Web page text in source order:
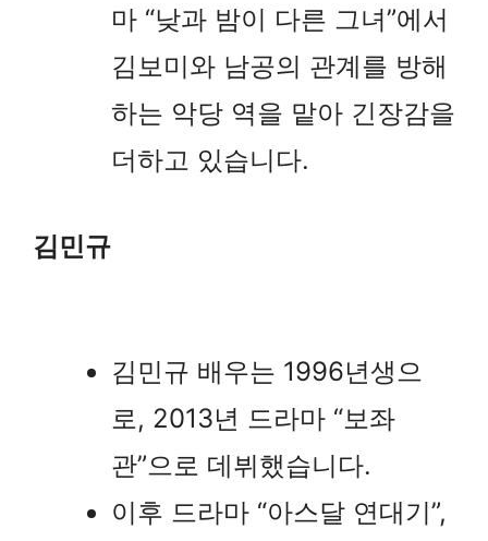
마 “낮과 밤이 다른 그녀”에서
김보미와 남공의 관계를 방해
하는 악당 역을 맡아 긴장감을
더하고 있습니다.
김민규
김민규 배우는 1996년생으
로, 2013년 드라마 “보좌
관”으로 데뷔했습니다.
이후 드라마 “아스달 연대기”,